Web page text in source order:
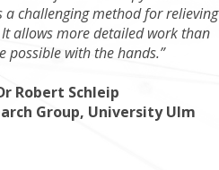
a challenging method for relieving
allows more detailed work than
possible with the hands.”
Robert Schleip
Group, University Ulm